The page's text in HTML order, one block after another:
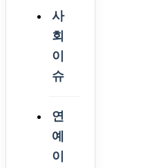
사
회
이
슈
연
예
이